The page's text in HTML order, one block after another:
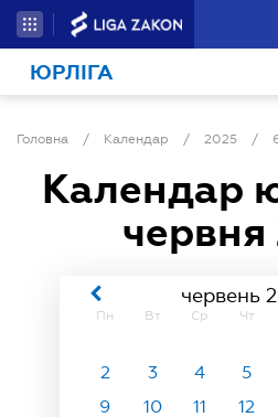
ЮРЛІГА
Головна / Календар / 2025 /
Календар
червня
червень
Пн Вт Ср Чт
2
3 4 5
9
10 11 12